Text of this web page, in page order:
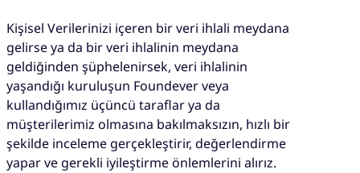
Kişisel Verilerinizi içeren bir veri ihlali meydana
gelirse ya da bir veri ihlalinin meydana
geldiğinden şüphelenirsek, veri ihlalinin
yaşandığı kuruluşun Foundever veya
kullandığımız üçüncü taraflar ya da
müşterilerimiz olmasına bakılmaksızın, hızlı bir
şekilde inceleme gerçekleştirir, değerlendirme
yapar ve gerekli iyileştirme önlemlerini alırız.